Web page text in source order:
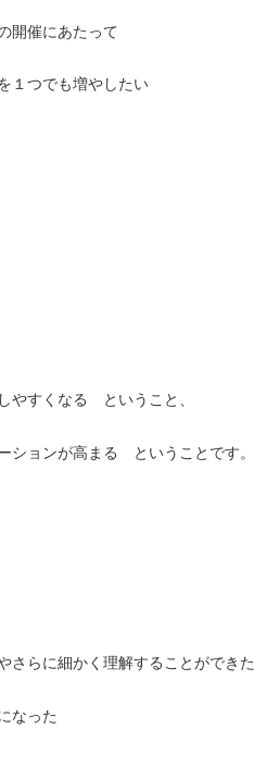
開催にあたって
１つでも増やしたい
やすくなる ということ、
ションが高まる ということです。
さらに細かく理解することができた
なった